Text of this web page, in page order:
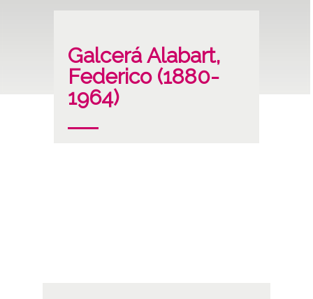
Galcerá Alabart,
Federico (1880-
1964)